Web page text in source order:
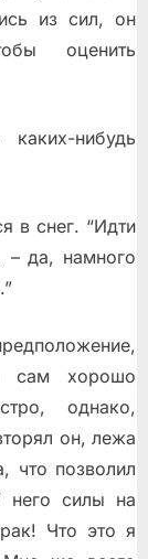
из сил, он
оценить
нибудь
в снег. “Идти
– да, намного
сам хорошо
однако,
он, лежа
что позволил
силы на
Что это я